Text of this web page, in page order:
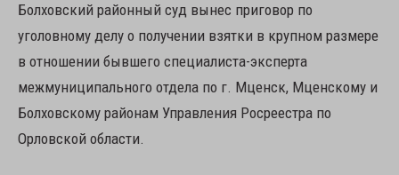
Болховский районный суд вынес приговор по
уголовному делу о получении взятки в крупном размере
в отношении бывшего специалиста-эксперта
межмуниципального отдела по г. Мценск, Мценскому и
Болховскому районам Управления Росреестра по
Орловской области.